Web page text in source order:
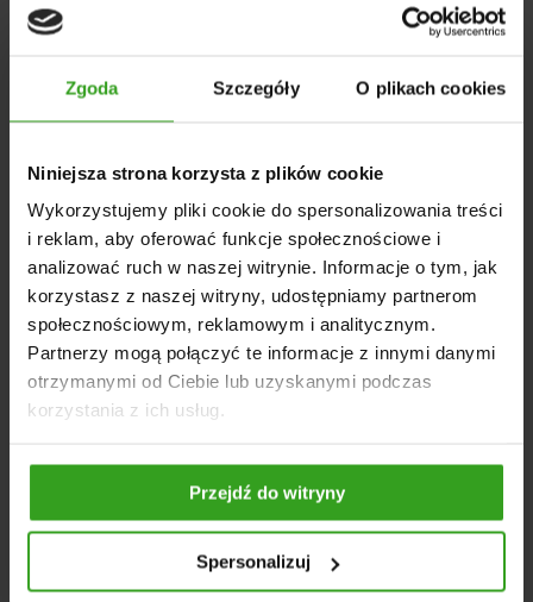
Zgoda Szczegóły O plikach cookies
Niniejsza strona korzysta z plików cookie
Wykorzystujemy pliki cookie do spersonalizowania treści
i reklam, aby oferować funkcje społecznościowe i
analizować ruch w naszej witrynie. Informacje o tym, jak
korzystasz z naszej witryny, udostępniamy partnerom
społecznościowym, reklamowym i analitycznym.
Partnerzy mogą połączyć te informacje z innymi danymi
otrzymanymi od Ciebie lub uzyskanymi podczas
korzystania z ich usług.
Przejdź do witryny
Spersonalizuj
Prezentowany element wykonano z materiałów
przystosowanych do pracy pod dużym obciążeniem
oraz odpowiednia geometria krzyżaka zapewniają wysoką
odporność na zużycie. Element ten jest kompatybilny z
Sprawia to, żewewnętrzne przeguby szerokokątne
uniwersalnym rozwiązaniem w gospodarstwach rolnych.
DANE TECHNICZNE
Typ: przegub szerokokątny, homokinetyczny (kpl.)
Profil zewnętrzny: 1 3/8" Z6 (6 frezów, 35 mm)
Profil przyłącza: „cytryna” 39,5 × 49 mm
Krzyżak: różnoramienny 27 × 94 mm / 32 × 76 mm
Maksymalny kąt pracy: 80°
NASI KLIENCI WYBIERALI RÓWNIEŻ